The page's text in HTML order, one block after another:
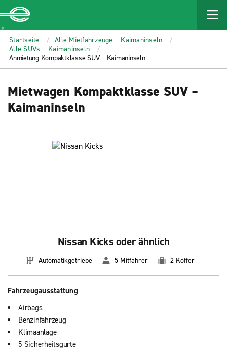
MAIN
CONTENT
Enterprise
Startseite
Alle Mietfahrzeuge – Kaimaninseln
Alle SUVs – Kaimaninseln
Anmietung Kompaktklasse SUV – Kaimaninseln
Mietwagen Kompaktklasse SUV –
Kaimaninseln
Nissan Kicks oder ähnlich
Automatikgetriebe 5 Mitfahrer 2 Koffer
Fahrzeugausstattung
Airbags
Benzinfahrzeug
Klimaanlage
5 Sicherheitsgurte